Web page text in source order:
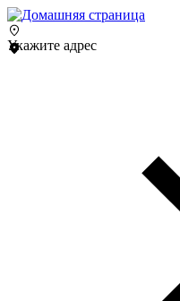
Укажите адрес